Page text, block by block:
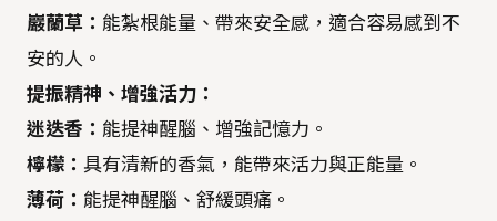
巖蘭草： 能紮根能量、帶來安全感，適合容易感到不
安的人。
提振精神、增強活力：
迷迭香： 能提神醒腦、增強記憶力。
檸檬： 具有清新的香氣，能帶來活力與正能量。
薄荷： 能提神醒腦、舒緩頭痛。